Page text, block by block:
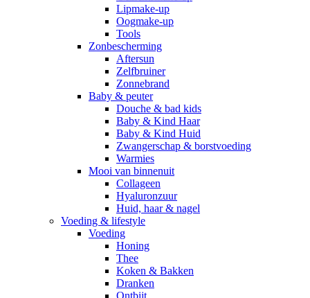
Lipmake-up
Oogmake-up
Tools
Zonbescherming
Aftersun
Zelfbruiner
Zonnebrand
Baby & peuter
Douche & bad kids
Baby & Kind Haar
Baby & Kind Huid
Zwangerschap & borstvoeding
Warmies
Mooi van binnenuit
Collageen
Hyaluronzuur
Huid, haar & nagel
Voeding & lifestyle
Voeding
Honing
Thee
Koken & Bakken
Dranken
Ontbijt